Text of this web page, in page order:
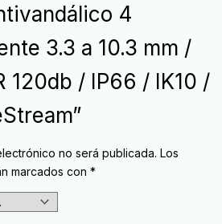
4
3.3 a 10.3 mm /
120db / IP66 / IK10 /
no será publicada. Los
marcados con *